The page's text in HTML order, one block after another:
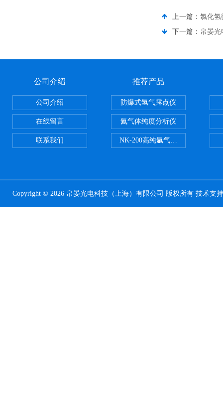
上一篇： 氯化氢
下一篇： 帛晏
公司介绍
公司介绍
在线留言
联系我们
推荐产品
防爆式氢气露点仪
氦气体纯度分析仪
NK-200高纯氩气纯度分析仪
Copyright © 2026 帛晏光电科技（上海）有限公司 版权所有 技术支